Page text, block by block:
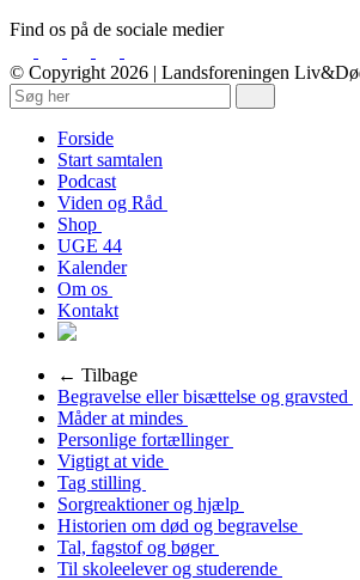
Find os på de sociale medier
© Copyright 2026 | Landsforeningen
Forside
Start samtalen
Podcast
Viden og Råd
Shop
UGE 44
Kalender
Om os
Kontakt
← Tilbage
Begravelse eller bisættelse og gravsted
Måder at mindes
Personlige fortællinger
Vigtigt at vide
Tag stilling
Sorgreaktioner og hjælp
Historien om død og begravelse
Tal, fagstof og bøger
Til skoleelever og studerende